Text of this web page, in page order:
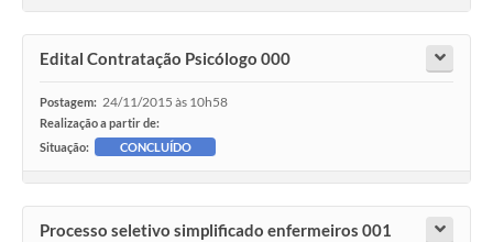
Edital Contratação Psicólogo 000
Postagem: 24/11/2015 às 10h58
Realização a partir de:
Situação:
CONCLUÍDO
Processo seletivo simplificado enfermeiros 001